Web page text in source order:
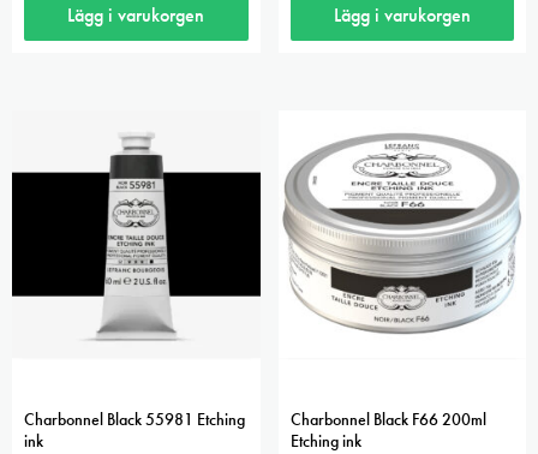
Lägg i varukorgen Lägg i varukorgen
Charbonnel Black 55981 Etching
ink
Charbonnel Black F66 200ml
Etching ink